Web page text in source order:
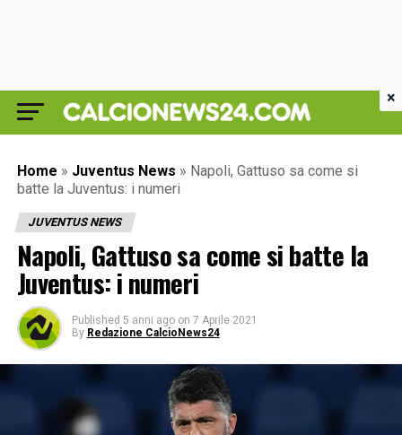
Home » Juventus News » Napoli, Gattuso sa come si
batte la Juventus: i numeri
JUVENTUS NEWS
Napoli, Gattuso sa come si batte la
Juventus: i numeri
Published 5 anni ago on 7 Aprile 2021
By Redazione CalcioNews24
×